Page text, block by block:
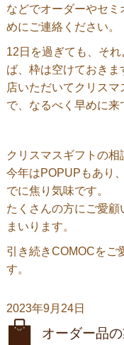
などでオーダーやセ
めにご連絡ください。
12日を過ぎても、そ
ば、枠は空けておき
店いただいてクリス
で、なるべく早めに来
クリスマスギフトの相
今年はPOPUPもあり
でに焦り気味です。
たくさんの方にご愛
まいります。
引き続きCOMOCをご
す。
2023年9月24日
オーダー品